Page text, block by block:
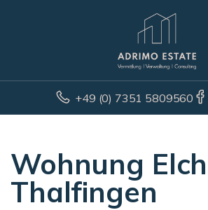
+49 (0) 7351 5809560
Wohnung
Thalfingen